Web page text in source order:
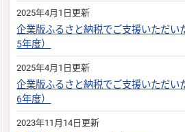
2025年4月1日更新
企業版ふるさと納税でご支援いただい
5年度）
2025年4月1日更新
企業版ふるさと納税でご支援いただい
6年度）
2023年11月14日更新